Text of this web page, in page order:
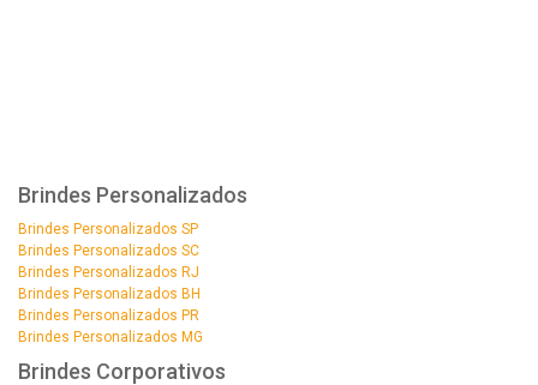
Brindes Personalizados
Brindes Personalizados SP
Brindes Personalizados SC
Brindes Personalizados RJ
Brindes Personalizados BH
Brindes Personalizados PR
Brindes Personalizados MG
Brindes Corporativos